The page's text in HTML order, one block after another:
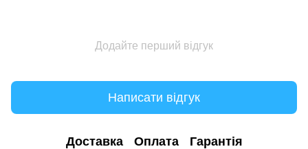
Додайте перший відгук
Написати відгук
Доставка Оплата Гарантія